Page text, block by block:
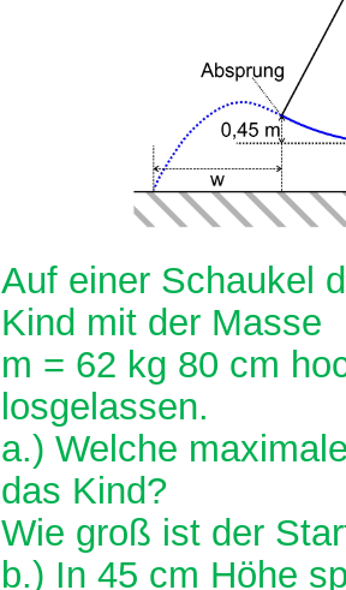
Auf einer Schaukel
Kind mit der Masse
m = 62 kg 80 cm
losgelassen.
a.) Welche
das Kind?
Wie groß ist der
b.) In 45 cm Höhe